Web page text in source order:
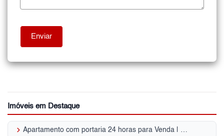
Imóveis em Destaque
keyboard_arrow_right Apartamento com portaria 24 horas para Venda | Parque da Vila Prudente